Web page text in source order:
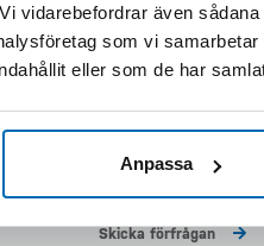
vidarebefordrar även
som vi
eller som de har
Anpassa
Skriv följande siffror i
Skicka förfrågan